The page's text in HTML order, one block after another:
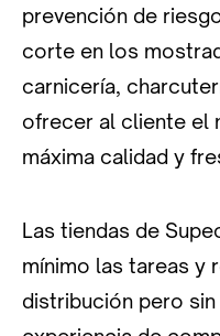
prevención de
corte en los
carnicería,
ofrecer al cliente el
máxima calidad y
Las tiendas de
mínimo las tareas y
distribución pero